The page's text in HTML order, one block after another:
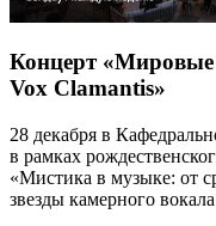
Концерт «Мировые
Vox Clamantis»
28 декабря в
в рамках
«Мистика в музыке: от
звезды камерного